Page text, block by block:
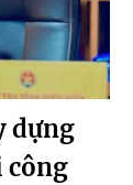
dựng
công